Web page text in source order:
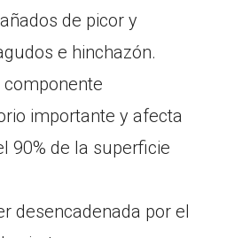
de picor y
e hinchazón.
componente
importante y afecta
90% de la superficie
desencadenada por el